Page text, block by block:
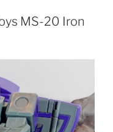
MS-20 Iron